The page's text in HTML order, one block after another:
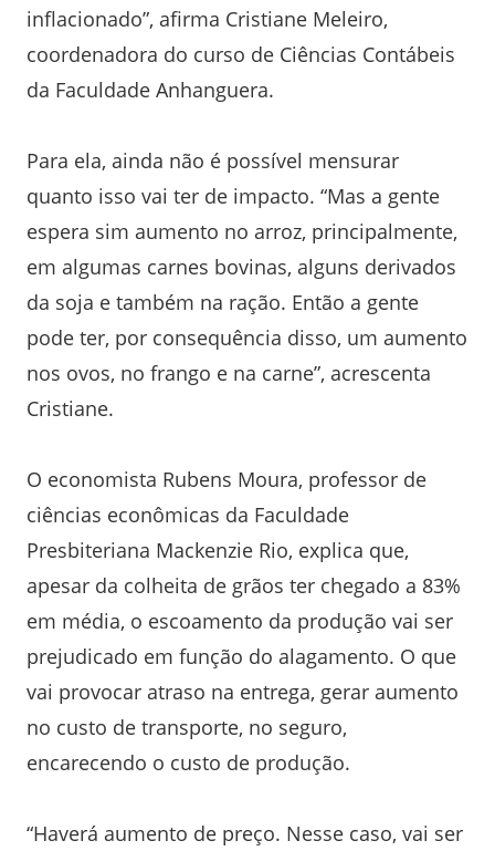
inflacionado”, afirma Cristiane Meleiro,
coordenadora do curso de Ciências Contábeis
da Faculdade Anhanguera.
Para ela, ainda não é possível mensurar
quanto isso vai ter de impacto. “Mas a gente
espera sim aumento no arroz, principalmente,
em algumas carnes bovinas, alguns derivados
da soja e também na ração. Então a gente
pode ter, por consequência disso, um aumento
nos ovos, no frango e na carne”, acrescenta
Cristiane.
O economista Rubens Moura, professor de
ciências econômicas da Faculdade
Presbiteriana Mackenzie Rio, explica que,
apesar da colheita de grãos ter chegado a 83%
em média, o escoamento da produção vai ser
prejudicado em função do alagamento. O que
vai provocar atraso na entrega, gerar aumento
no custo de transporte, no seguro,
encarecendo o custo de produção.
“Haverá aumento de preço. Nesse caso, vai ser